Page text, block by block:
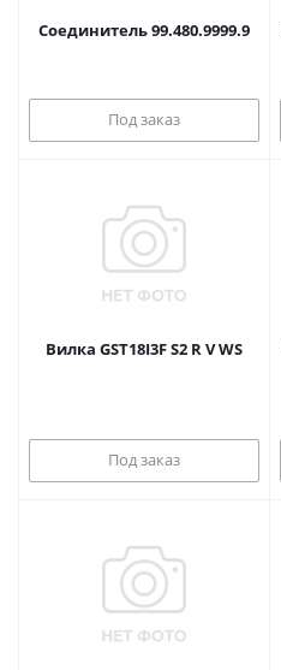
Соединитель 99.480.9999.9
Под заказ
Вилка GST18I3F S2 R V WS
Под заказ